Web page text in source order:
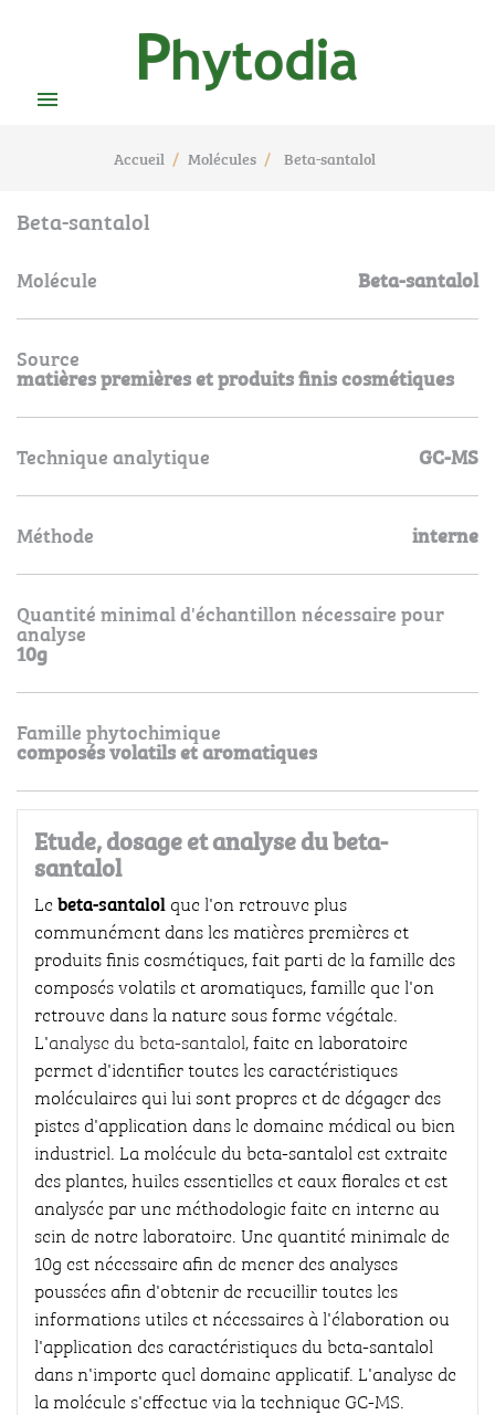

Accueil Molécules Beta-santalol
Beta-santalol
Etude, dosage et analyse du beta-
santalol
Lebeta-santalol que l'on retrouve plus
communément dans les matières premières et
produits finis cosmétiques, fait parti de la famille des
composés volatils et aromatiques, famille que l'on
retrouve dans la nature sous forme végétale.
L'analyse du beta-santalol,faite en laboratoire
permet d'identifier toutes les caractéristiques
moléculaires qui lui sont propres et de dégager des
pistes d'application dans le domaine médical ou bien
industriel. La molécule du beta-santalol est extraite
des plantes, huiles essentielles et eaux florales et est
analysée par une méthodologie faite en interne au
sein de notre laboratoire. Une quantité minimale de
10g est nécessaire afin de mener des analyses
poussées afin d'obtenir de recueillir toutes les
informations utiles et nécessaires à l'élaboration ou
l'application des caractéristiques du beta-santalol
dans n'importe quel domaine applicatif. L'analyse de
la molécule s'effectue via la technique GC-MS.
Molécule Beta-santalol
Source
matières premières et produits finis cosmétiques
Technique analytique GC-MS
Méthode interne
Quantité minimal d'échantillon nécessaire pour
analyse
10g
Famille phytochimique
composés volatils et aromatiques